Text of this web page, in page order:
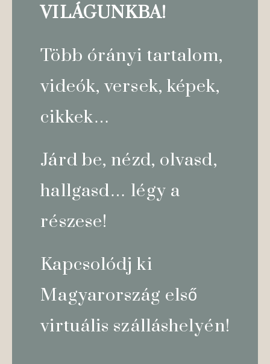
VILÁGUNKBA!
Több órányi tartalom,
videók, versek, képek,
cikkek…
Járd be, nézd, olvasd,
hallgasd… légy a
részese!
Kapcsolódj ki
Magyarország első
virtuális szálláshelyén!